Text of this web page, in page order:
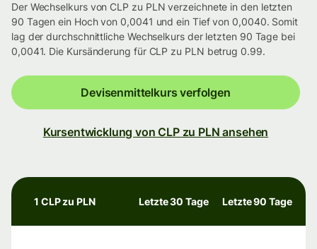
Der Wechselkurs von CLP zu PLN verzeichnete in den letzten
90 Tagen ein Hoch von 0,0041 und ein Tief von 0,0040. Somit
lag der durchschnittliche Wechselkurs der letzten 90 Tage bei
0,0041. Die Kursänderung für CLP zu PLN betrug 0.99.
Devisenmittelkurs verfolgen
Kursentwicklung von CLP zu PLN ansehen
1 CLP zu PLN Letzte 30 Tage Letzte 90 Tage